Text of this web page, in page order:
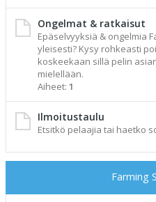
Ongelmat & ratkaisut
Epäselvyyksiä & ongelmia
yleisesti? Kysy rohkeasti
koskeekaan sillä pelin
mielellään.
Aiheet: 1
Ilmoitustaulu
Etsitkö pelaajia tai haetko
Farming